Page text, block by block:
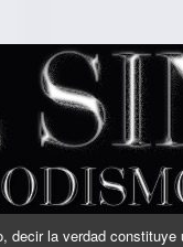
decir la verdad constituye